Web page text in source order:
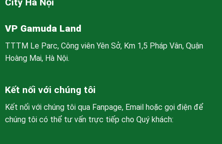
VP Gamuda Land
TTTM Le Parc, Công viên Yên Sở, Km 1,5 Pháp Vân, Quận
Hoàng Mai, Hà Nội.
Kết nối với chúng tôi
Kết nối với chúng tôi qua Fanpage, Email hoặc gọi điện để
chúng tôi có thể tư vấn trực tiếp cho Quý khách: